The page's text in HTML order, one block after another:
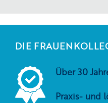
DIE
Über 30
Praxis- und